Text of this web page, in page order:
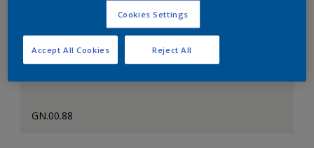
GN.00.88
Cookies Settings
Reject All
Accept All Cookies